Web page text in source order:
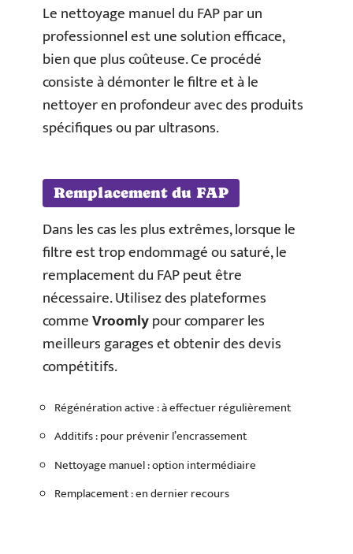
Le nettoyage manuel du FAP par un
professionnel est une solution efficace,
bien que plus coûteuse. Ce procédé
consiste à démonter le filtre et à le
nettoyer en profondeur avec des produits
spécifiques ou par ultrasons.
Remplacement du FAP
Dans les cas les plus extrêmes, lorsque le
filtre est trop endommagé ou saturé, le
remplacement du FAP peut être
nécessaire. Utilisez des plateformes
commeVroomlypour comparer les
meilleurs garages et obtenir des devis
compétitifs.
Régénération active : à effectuer régulièrement
Additifs : pour prévenir l’encrassement
Nettoyage manuel : option intermédiaire
Remplacement : en dernier recours